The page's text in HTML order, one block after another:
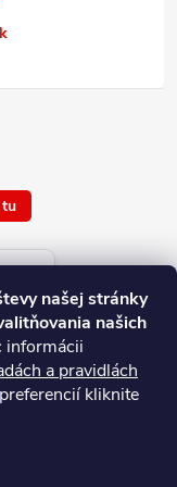
našej stránky
našich
informácii
a pravidlách
kliknite